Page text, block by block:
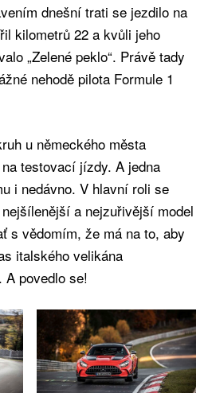
dnešní trati se jezdilo na
kilometrů 22 a kvůli jeho
„Zelené peklo“. Právě tady
nehodě pilota Formule 1
u německého města
testovací jízdy. A jedna
i nedávno. V hlavní roli se
a nejzuřivější model
s vědomím, že má na to, aby
italského velikána
A povedlo se!